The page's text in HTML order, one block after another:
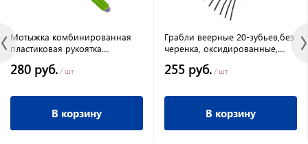
Мотыжка комбинированная
пластиковая рукоятка
280 руб. / шт
В корзину
Грабли веерные 20-зубьев,без
черенка, оксидированные,
255 руб. / шт
В корзину